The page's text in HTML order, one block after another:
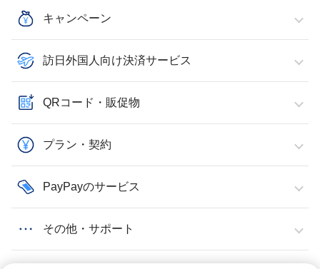
キャンペーン
訪日外国人向け決済サービス
QRコード・販促物
プラン・契約
PayPayのサービス
その他・サポート